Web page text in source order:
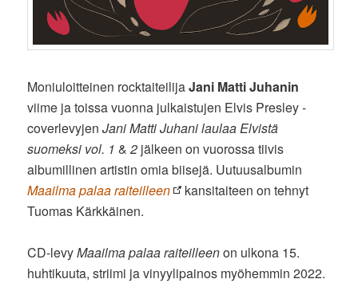
Moniuloitteinen rocktaiteilijaJani Matti Juhanin
viime ja toissa vuonna julkaistujen Elvis Presley -
coverlevyjenJani Matti Juhani laulaa Elvistä
suomeksi vol. 1 &2 jälkeen on vuorossa tiivis
albumillinen artistin omia biisejä. Uutuusalbumin
Maailma palaa raiteilleen
kansitaiteen on tehnyt
Tuomas Kärkkäinen.
CD-levyMaailma palaa raiteilleenon ulkona 15.
huhtikuuta, striimi ja vinyylipainos myöhemmin 2022.